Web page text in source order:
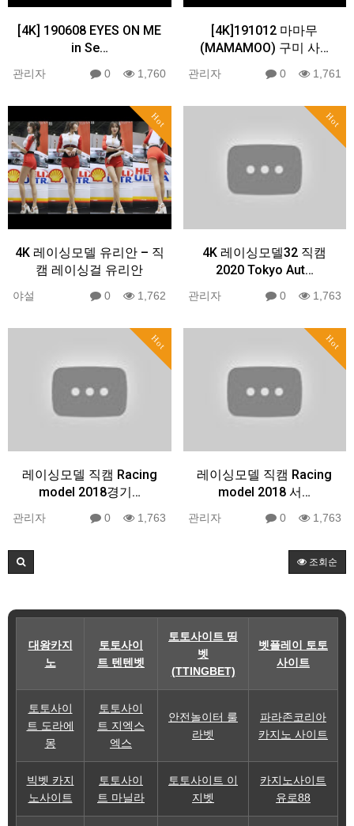
[4K] 190608 EYES ON ME
in Se…
관리자 0 1,760
[4K]191012 마마무
(MAMAMOO) 구미 사…
관리자 0 1,761
Hot
4K 레이싱모델 유리안 – 직
캠 레이싱걸 유리안
야설 0 1,762
Hot
4K 레이싱모델32 직캠
2020 Tokyo Aut…
관리자 0 1,763
Hot
레이싱모델 직캠 Racing
model 2018경기…
관리자 0 1,763
Hot
레이싱모델 직캠 Racing
model 2018 서…
관리자 0 1,763
조회순
대왕카지
노
토토사이
트 텐텐벳
토토사이트 띵
벳
(TTINGBET)
벳플레이 토토
사이트
토토사이
트 도라에
몽
토토사이
트 지엑스
엑스
안전놀이터 룰
라벳
파라존코리아
카지노 사이트
빅벳 카지
노사이트
토토사이
트 마닐라
토토사이트 이
지벳
카지노사이트
유로88